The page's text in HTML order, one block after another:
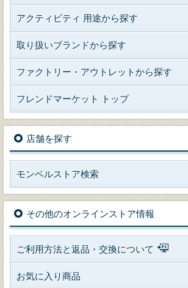
アクティビティ 用途から探す
取り扱いブランドから探す
ファクトリー・アウトレットから探す
フレンドマーケット トップ
店舗を探す
モンベルストア検索
その他のオンラインストア情報
ご利用方法と返品・交換について
お気に入り商品